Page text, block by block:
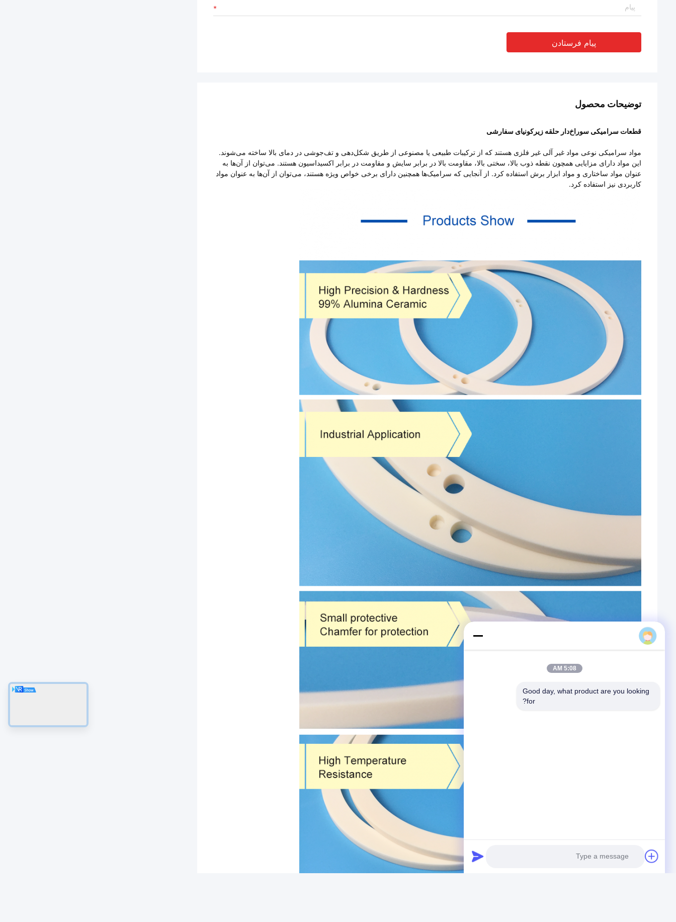
پیام فرستادن
توضیحات محصول
قطعات سرامیکی سوراخ‌دار حلقه زیرکونیای سفارشی
مواد سرامیکی نوعی مواد غیر آلی غیر فلزی هستند که از ترکیبات طبیعی یا مصنوعی از طریق شکل‌دهی و تف‌جوشی در دمای بالا ساخته می‌شوند.
این مواد دارای مزایایی همچون نقطه ذوب بالا، سختی بالا، مقاومت بالا در برابر سایش و مقاومت در برابر اکسیداسیون هستند. می‌توان از آن‌ها به
عنوان مواد ساختاری و مواد ابزار برش استفاده کرد. از آنجایی که سرامیک‌ها همچنین دارای برخی خواص ویژه هستند، می‌توان از آن‌ها به عنوان مواد
کاربردی نیز استفاده کرد.
5:08 AM
Good day, what product are you looking
for?